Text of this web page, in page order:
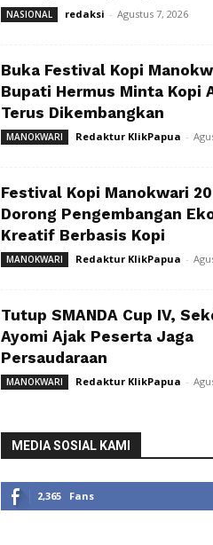
NASIONAL redaksi - Agustus 7, 2026
Buka Festival Kopi
Bupati Hermus Minta Kopi
Terus Dikembangkan
MANOKWARI Redaktur KlikPapua -
Festival Kopi Manokwari
Dorong Pengembangan
Kreatif Berbasis Kopi
MANOKWARI Redaktur KlikPapua -
Tutup SMANDA Cup IV,
Ayomi Ajak Peserta Jaga
Persaudaraan
MANOKWARI Redaktur KlikPapua -
MEDIA SOSIAL KAMI
2,365 Fans